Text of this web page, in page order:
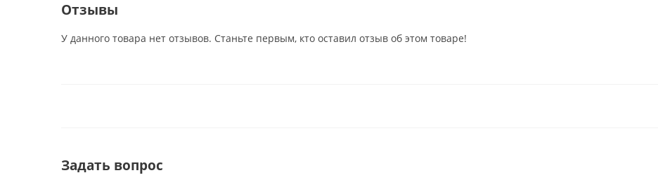
Отзывы
У данного товара нет отзывов. Станьте первым, кто оставил отзыв об этом товаре!
Задать вопрос